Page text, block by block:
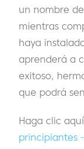
un nombre
mientras
haya
aprenderá a
exitoso,
que podrá
Haga clic
principiantes